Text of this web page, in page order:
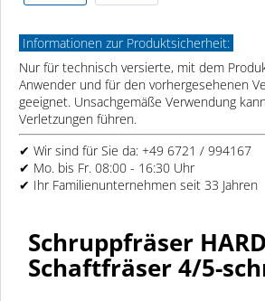
Informationen zur Produktsicherheit:
Nur für technisch versierte, mit dem
Anwender und für den vorhergesehenen
geeignet. Unsachgemäße Verwendung
Verletzungen führen.
✔ Wir sind für Sie da: +49 6721 / 994167
✔ Mo. bis Fr. 08:00 - 16:30 Uhr
✔ Ihr Familienunternehmen seit 33 Jahren
Schruppfräser
Schaftfräser 4/5-